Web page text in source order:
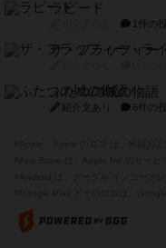
ラピード
1件の
ザ・フラッフィー
ふたつの城の物語
紹介文あり 6件の